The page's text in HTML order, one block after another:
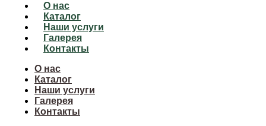
О нас
Каталог
Наши услуги
Галерея
Контакты
О нас
Каталог
Наши услуги
Галерея
Контакты